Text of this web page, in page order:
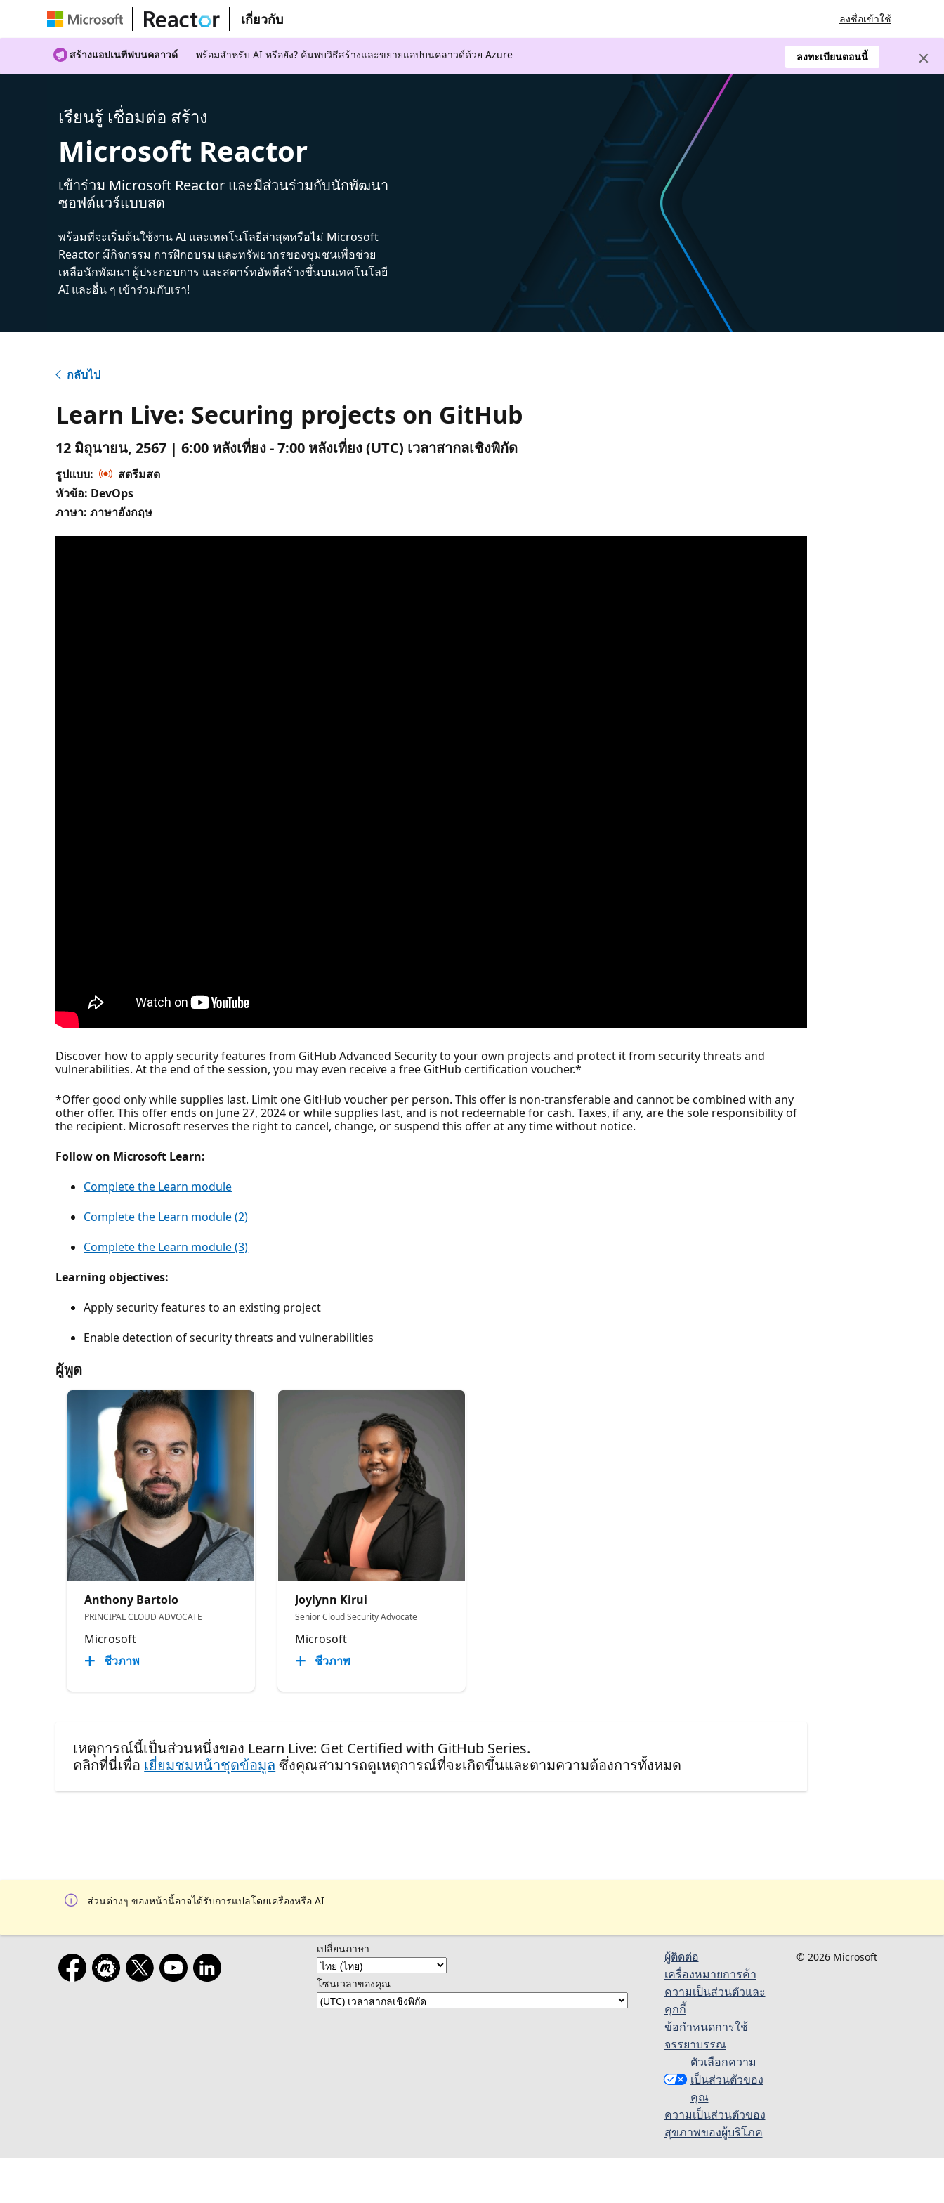
เกี่ยวกับ ลงชื่อเข้าใช้
สร้างแอปเนทีฟบนคลาวด์ พร้อมสําหรับ AI หรือยัง? ค้นพบวิธีสร้างและขยายแอปบนคลาวด์ด้วย Azure ลงทะเบียนตอนนี้
เรียนรู้ เชื่อมต่อ สร้าง
Microsoft Reactor
เข้าร่วม Microsoft Reactor และมีส่วนร่วมกับนักพัฒนา
ซอฟต์แวร์แบบสด
พร้อมที่จะเริ่มต้นใช้งาน AI และเทคโนโลยีล่าสุดหรือไม่ Microsoft
Reactor มีกิจกรรม การฝึกอบรม และทรัพยากรของชุมชนเพื่อช่วย
เหลือนักพัฒนา ผู้ประกอบการ และสตาร์ทอัพที่สร้างขึ้นบนเทคโนโลยี
AI และอื่น ๆ เข้าร่วมกับเรา!
กลับไป
Learn Live: Securing projects on GitHub
12 มิถุนายน, 2567 | 6:00 หลังเที่ยง - 7:00 หลังเที่ยง (UTC) เวลาสากลเชิงพิกัด
รูปแบบ:
สตรีมสด
หัวข้อ: DevOps
ภาษา: ภาษาอังกฤษ
Discover how to apply security features from GitHub Advanced Security to your own projects and protect it from security threats and
vulnerabilities. At the end of the session, you may even receive a free GitHub certification voucher.*
*Offer good only while supplies last. Limit one GitHub voucher per person. This offer is non-transferable and cannot be combined with any
other offer. This offer ends on June 27, 2024 or while supplies last, and is not redeemable for cash. Taxes, if any, are the sole responsibility of
the recipient. Microsoft reserves the right to cancel, change, or suspend this offer at any time without notice.
Follow on Microsoft Learn:
Complete the Learn module
Complete the Learn module (2)
Complete the Learn module (3)
Learning objectives:
Apply security features to an existing project
Enable detection of security threats and vulnerabilities
ผู้พูด
Anthony Bartolo
PRINCIPAL CLOUD ADVOCATE
Microsoft
ชีวภาพ
Joylynn Kirui
Senior Cloud Security Advocate
Microsoft
ชีวภาพ
เหตุการณ์นี้เป็นส่วนหนึ่งของ Learn Live: Get Certified with GitHub Series.
คลิกที่นี่เพื่อ เยี่ยมชมหน้าชุดข้อมูล ซึ่งคุณสามารถดูเหตุการณ์ที่จะเกิดขึ้นและตามความต้องการทั้งหมด
ส่วนต่างๆ ของหน้านี้อาจได้รับการแปลโดยเครื่องหรือ AI
เปลี่ยนภาษา
โซนเวลาของคุณ
ผู้ติดต่อ
เครื่องหมายการค้า
ความเป็นส่วนตัวและ
คุกกี้
ข้อกำหนดการใช้
จรรยาบรรณ
ตัวเลือกความ
เป็นส่วนตัวของ
คุณ
ความเป็นส่วนตัวของ
สุขภาพของผู้บริโภค
© 2026 Microsoft